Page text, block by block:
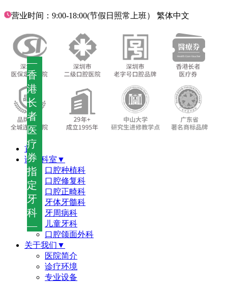
—
香
港
长
者
医
疗
券
指
定
牙
科
—
营业时间：9:00-18:00(节假日照常上班） 繁体中文
首页
诊疗科室▼
口腔种植科
口腔修复科
口腔正畸科
牙体牙髓科
牙周病科
儿童牙科
口腔颌面外科
关于我们▼
医院简介
诊疗环境
专业设备